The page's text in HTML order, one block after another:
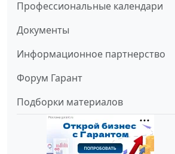
Профессиональные календари
Документы
Информационное партнерство
Форум Гарант
Подборки материалов